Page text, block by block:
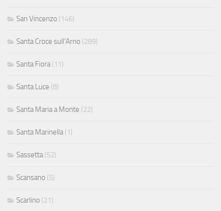
San Vincenzo (146)
Santa Croce sull'Arno (289)
Santa Fiora (11)
Santa Luce (8)
Santa Maria a Monte (22)
Santa Marinella (1)
Sassetta (52)
Scansano (5)
Scarlino (21)